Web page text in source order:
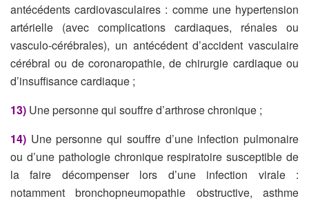
antécédents cardiovasculaires : comme une hypertension
artérielle (avec complications cardiaques, rénales ou
vasculo-cérébrales), un antécédent d’accident vasculaire
cérébral ou de coronaropathie, de chirurgie cardiaque ou
d’insuffisance cardiaque ;
13) Une personne qui souffre d’arthrose chronique ;
14) Une personne qui souffre d’une infection pulmonaire
ou d’une pathologie chronique respiratoire susceptible de
la faire décompenser lors d’une infection virale :
notamment bronchopneumopathie obstructive, asthme